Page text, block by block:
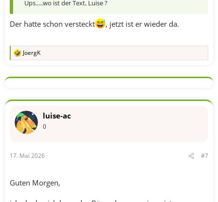
Ups.....wo ist der Text, Luise ?
Der hatte schon versteckt , jetzt ist er wieder da.
R
k
o
e
n
JoergK
luise-ac
0
17. Mai 2026 #7
Guten Morgen,